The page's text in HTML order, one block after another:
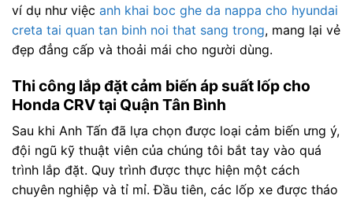
ví dụ như việc anh khai boc ghe da nappa cho hyundai
creta tai quan tan binh noi that sang trong, mang lại vẻ
đẹp đẳng cấp và thoải mái cho người dùng.
Thi công lắp đặt cảm biến áp suất lốp cho
Honda CRV tại Quận Tân Bình
Sau khi Anh Tấn đã lựa chọn được loại cảm biến ưng ý,
đội ngũ kỹ thuật viên của chúng tôi bắt tay vào quá
trình lắp đặt. Quy trình được thực hiện một cách
chuyên nghiệp và tỉ mỉ. Đầu tiên, các lốp xe được tháo